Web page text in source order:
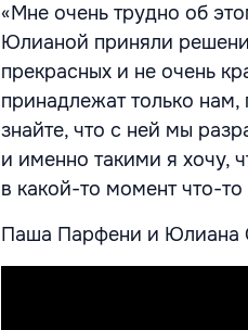
«Мне очень трудно об
Юлианой приняли
прекрасных и не очень
принадлежат только
знайте, что с ней мы
и именно такими я хочу,
в какой-то момент что-то
Паша Парфени и Юлиана